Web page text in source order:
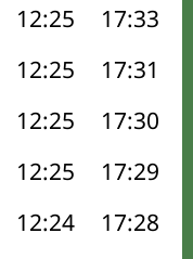
12:25 17:33
12:25 17:31
12:25 17:30
12:25 17:29
12:24 17:28